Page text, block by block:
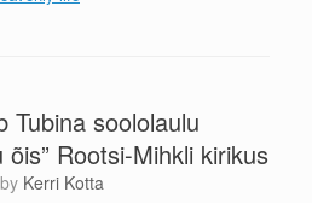
Tubina soololaulu
õis” Rootsi-Mihkli kirikus
by Kerri Kotta